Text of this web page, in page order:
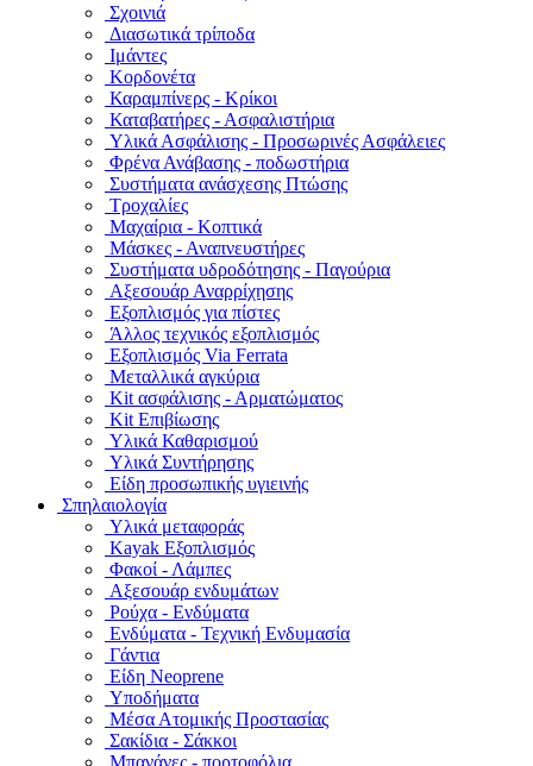
Σχοινιά
Διασωτικά τρίποδα
Ιμάντες
Κορδονέτα
Καραμπίνερς - Κρίκοι
Καταβατήρες - Ασφαλιστήρια
Υλικά Ασφάλισης - Προσωρινές Ασφάλειες
Φρένα Ανάβασης - ποδωστήρια
Συστήματα ανάσχεσης Πτώσης
Τροχαλίες
Μαχαίρια - Κοπτικά
Μάσκες - Αναπνευστήρες
Συστήματα υδροδότησης - Παγούρια
Αξεσουάρ Αναρρίχησης
Εξοπλισμός για πίστες
Άλλος τεχνικός εξοπλισμός
Εξοπλισμός Via Ferrata
Μεταλλικά αγκύρια
Kit ασφάλισης - Αρματώματος
Kit Επιβίωσης
Υλικά Καθαρισμού
Υλικά Συντήρησης
Είδη προσωπικής υγιεινής
Σπηλαιολογία
Υλικά μεταφοράς
Kayak Εξοπλισμός
Φακοί - Λάμπες
Αξεσουάρ ενδυμάτων
Ρούχα - Ενδύματα
Ενδύματα - Τεχνική Ενδυμασία
Γάντια
Είδη Neoprene
Υποδήματα
Μέσα Ατομικής Προστασίας
Σακίδια - Σάκκοι
Μπανάνες - πορτοφόλια